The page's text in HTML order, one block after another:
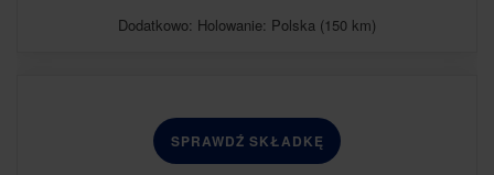
Dodatkowo: Holowanie: Polska (150 km)
SPRAWDŹ SKŁADKĘ